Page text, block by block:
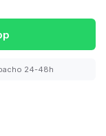
24-48h